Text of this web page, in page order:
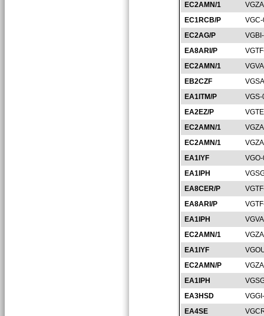
EC2AMN/1
EC1RCB/P
EC2AG/P
EA8ARI/P
EC2AMN/1
EB2CZF
EA1ITM/P
EA2EZ/P
EC2AMN/1
EC2AMN/1
EA1IYF
EA1IPH
EA8CER/P
EA8ARI/P
EA1IPH
EC2AMN/1
EA1IYF
EC2AMN/P
EA1IPH
EA3HSD
EA4SE